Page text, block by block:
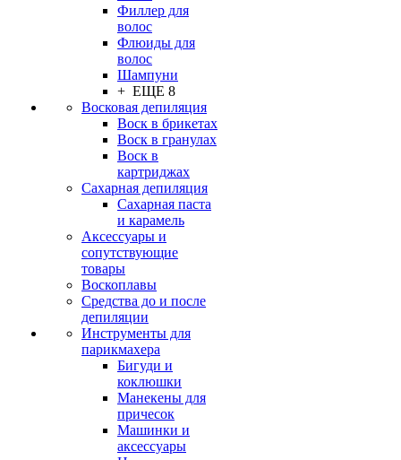
Филлер для
волос
Флюиды для
волос
Шампуни
+ ЕЩЕ 8
Восковая депиляция
Воск в брикетах
Воск в гранулах
Воск в
картриджах
Сахарная депиляция
Сахарная паста
и карамель
Аксессуары и
сопутствующие
товары
Воскоплавы
Средства до и после
депиляции
Инструменты для
парикмахера
Бигуди и
коклюшки
Манекены для
причесок
Машинки и
аксессуары